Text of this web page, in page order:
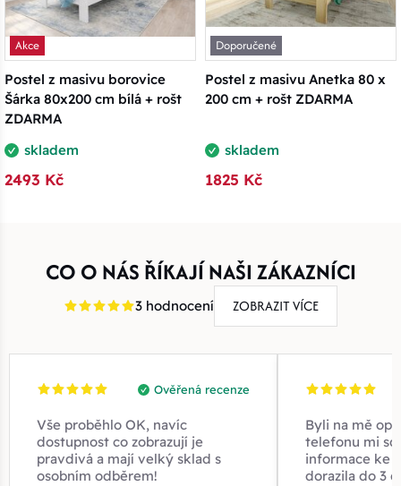
Akce
Postel z masivu borovice
Šárka 80x200 cm bílá + rošt
ZDARMA
skladem
2493 Kč
Doporučené
Postel z masivu Anetka 80 x
200 cm + rošt ZDARMA
skladem
1825 Kč
CO O NÁS ŘÍKAJÍ NAŠI ZÁKAZNÍCI
3 hodnocení ZOBRAZIT VÍCE
Ověřená recenze
Vše proběhlo OK, navíc
dostupnost co zobrazují je
pravdivá a mají velký sklad s
osobním odběrem!
Byli na mě
telefonu mi
informace ke
dorazila do 3